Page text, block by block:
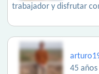
trabajador y disfrutar
45